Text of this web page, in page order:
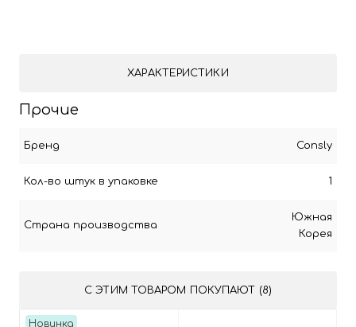
ХАРАКТЕРИСТИКИ
Прочие
Бренд Consly
Кол-во штук в упаковке 1
Страна производства
Южная
Корея
С ЭТИМ ТОВАРОМ ПОКУПАЮТ (8)
Новинка